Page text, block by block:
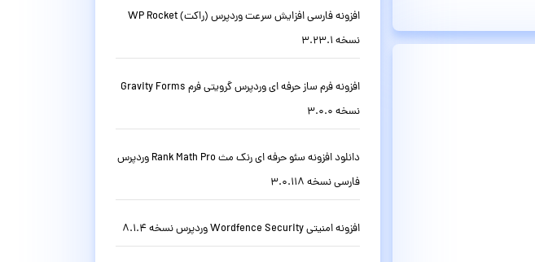
افزونه فارسی افزایش سرعت وردپرس (راکت) WP Rocket
نسخه 3.23.1
افزونه فرم ساز حرفه ای وردپرس گرویتی فرم Gravity Forms
نسخه 3.0.0
دانلود افزونه سئو حرفه ای رنک مث Rank Math Pro وردپرس
فارسی نسخه 3.0.118
افزونه امنیتی Wordfence Security وردپرس نسخه 8.1.4